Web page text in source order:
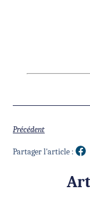
Précédent
Partager l'article :